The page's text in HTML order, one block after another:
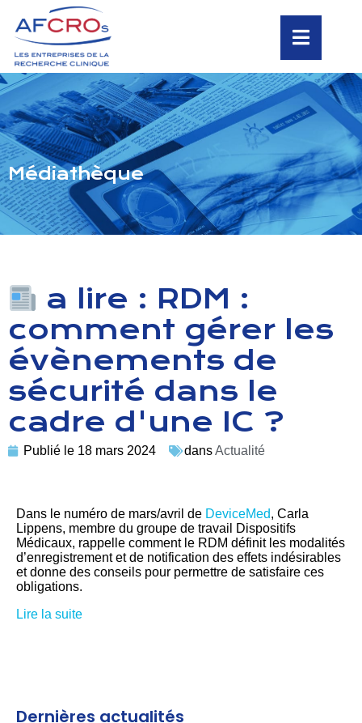
Médiathèque
a lire : RDM :
comment gérer les
évènements de
sécurité dans le
cadre d'une IC ?
Publié le 18 mars 2024 dansActualité
Dans le numéro de mars/avril de DeviceMed, Carla
Lippens, membre du groupe de travail Dispositifs
Médicaux, rappelle comment le RDM définit les modalités
d’enregistrement et de notification des effets indésirables
et donne des conseils pour permettre de satisfaire ces
obligations.
Lire la suite
Dernières actualités